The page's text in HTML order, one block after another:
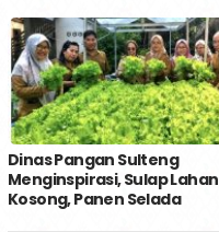
Dinas Pangan Sulteng
Menginspirasi, Sulap Lahan
Kosong, Panen Selada